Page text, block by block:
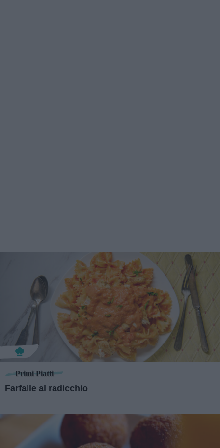
Primi Piatti
Farfalle al radicchio